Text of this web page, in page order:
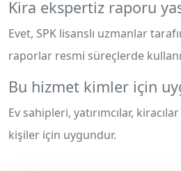
Kira ekspertiz raporu
Evet, SPK lisanslı uzmanlar
raporlar resmi süreçlerde
Bu hizmet kimler için
Ev sahipleri, yatırımcılar,
kişiler için uygundur.